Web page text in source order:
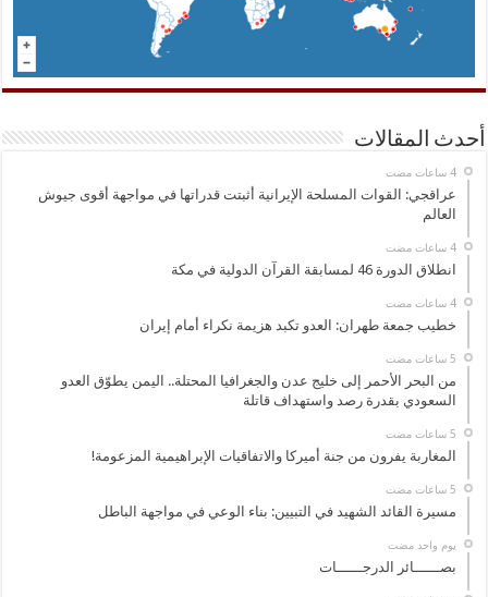
أحدث المقالات
‏4 ساعات مضت
عراقجي: القوات المسلحة الإيرانية أثبتت قدراتها في مواجهة أقوى جيوش
العالم
‏4 ساعات مضت
انطلاق الدورة 46 لمسابقة القرآن الدولية في مكة
‏4 ساعات مضت
خطيب جمعة طهران: العدو تكبد هزيمة نكراء أمام إيران
من البحر الأحمر إلى خليج عدن والجغرافيا المحتلة.. اليمن يطوّق العدو
السعودي بقدرة رصد واستهداف قاتلة
المغاربة يفرون من جنة أميركا والاتفاقيات الإبراهيمية المزعومة!
مسيرة القائد الشهيد في التبيين: بناء الوعي في مواجهة الباطل
‏يوم واحد مضت
بصــــــائر الدرجــــــات